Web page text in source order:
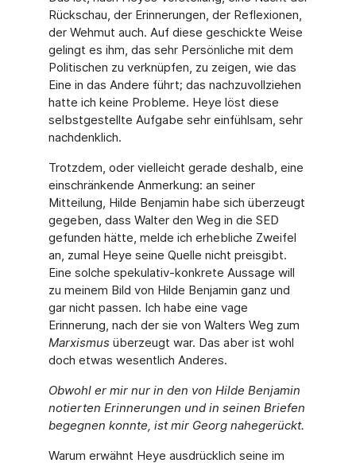
Rückschau, der Erinnerungen, der Reflexionen,
der Wehmut auch. Auf diese geschickte Weise
gelingt es ihm, das sehr Persönliche mit dem
Politischen zu verknüpfen, zu zeigen, wie das
Eine in das Andere führt; das nachzuvollziehen
hatte ich keine Probleme. Heye löst diese
selbstgestellte Aufgabe sehr einfühlsam, sehr
nachdenklich.
Trotzdem, oder vielleicht gerade deshalb, eine
einschränkende Anmerkung: an seiner
Mitteilung, Hilde Benjamin habe sich überzeugt
gegeben, dass Walter den Weg in die SED
gefunden hätte, melde ich erhebliche Zweifel
an, zumal Heye seine Quelle nicht preisgibt.
Eine solche spekulativ-konkrete Aussage will
zu meinem Bild von Hilde Benjamin ganz und
gar nicht passen. Ich habe eine vage
Erinnerung, nach der sie von Walters Weg zum
Marxismusüberzeugt war. Das aber ist wohl
doch etwas wesentlich Anderes.
Obwohl er mir nur in den von Hilde Benjamin
notierten Erinnerungen und in seinen Briefen
begegnen konnte, ist mir Georg nahegerückt.
Warum erwähnt Heye ausdrücklich seine im